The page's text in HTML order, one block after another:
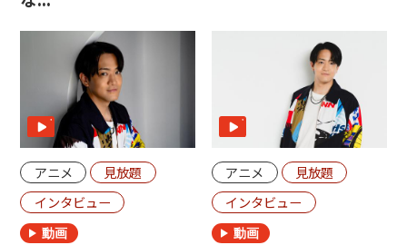
アニメ
見放題
インタビュー
アニメ
見放題
インタビュー